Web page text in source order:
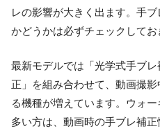
レの影響が大きく出ます。手
かどうかは必ずチェックしてお
最新モデルでは「光学式手ブ
正」を組み合わせて、動画撮
る機種が増えています。ウォ
多い方は、動画時の手ブレ補